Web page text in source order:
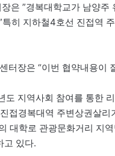
은 ”경복대학교가 남양
특히 지하철4호선 진접역
터장은 “이번 협약내용이
도 지역사회 참여를 통한
접경복대역 주변상권살
대학로 관광문화거리 지
고 있다.